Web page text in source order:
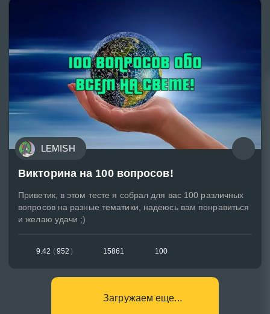
LEMISH
Викторина на 100 вопросов!
Приветик, в этом тесте я собрал для вас 100 различных
вопросов на разные тематики, надеюсь вам понравиться
и желаю удачи ;)
9.42 (952 ) 15861 100
Загружаем еще...